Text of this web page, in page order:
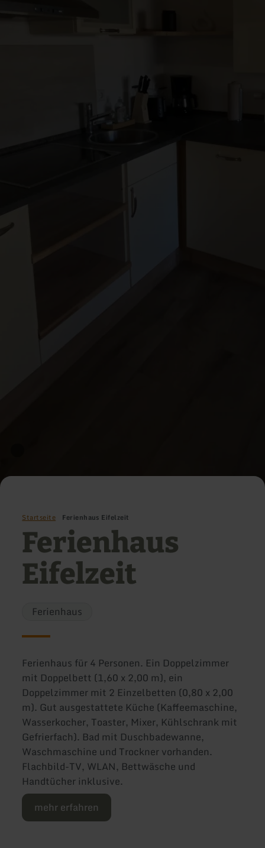
Startseite Ferienhaus Eifelzeit
Ferienhaus
Eifelzeit
Ferienhaus
Ferienhaus für 4 Personen. Ein Doppelzimmer
mit Doppelbett (1,60 x 2,00 m), ein
Doppelzimmer mit 2 Einzelbetten (0,80 x 2,00
m). Gut ausgestattete Küche (Kaffeemaschine,
Wasserkocher, Toaster, Mixer, Kühlschrank mit
Gefrierfach). Bad mit Duschbadewanne,
Waschmaschine und Trockner vorhanden.
Flachbild-TV, WLAN, Bettwäsche und
Handtücher inklusive.
mehr erfahren